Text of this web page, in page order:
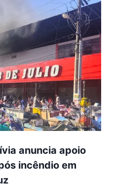
anuncia apoio
incêndio em